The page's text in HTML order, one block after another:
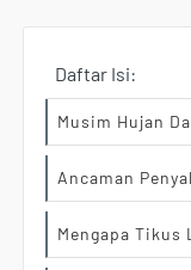
Daftar Isi:
Musim Hujan
Ancaman
Mengapa Tikus